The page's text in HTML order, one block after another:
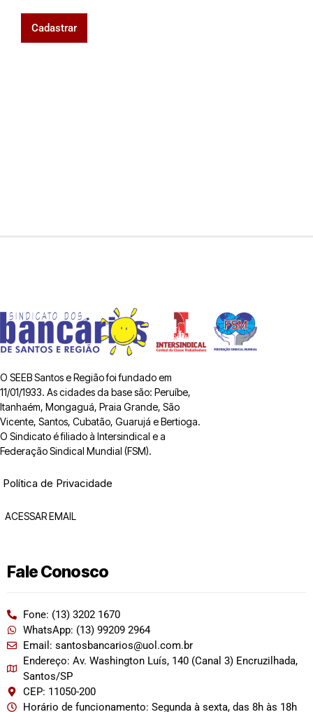
Cadastrar
O SEEB Santos e Região foi fundado em
11/01/1933. As cidades da base são: Peruíbe,
Itanhaém, Mongaguá, Praia Grande, São
Vicente, Santos, Cubatão, Guarujá e Bertioga.
O Sindicato é filiado à Intersindical e a
Federação Sindical Mundial (FSM).
Política de Privacidade
ACESSAR EMAIL
Fale Conosco
Fone: (13) 3202 1670
WhatsApp: (13) 99209 2964
Email: santosbancarios@uol.com.br
Endereço: Av. Washington Luís, 140 (Canal 3) Encruzilhada,
Santos/SP
CEP: 11050-200
Horário de funcionamento: Segunda à sexta, das 8h às 18h